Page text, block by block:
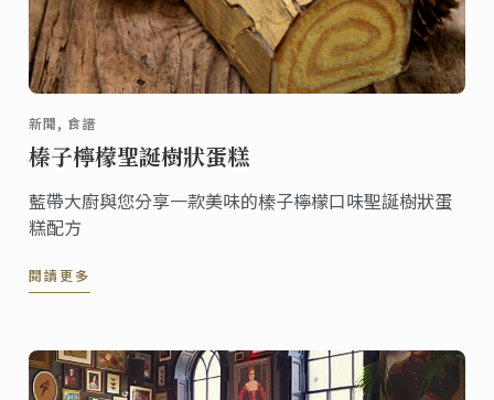
新聞, 食譜
榛子檸檬聖誕樹狀蛋糕
藍帶大廚與您分享一款美味的榛子檸檬口味聖誕樹狀蛋
糕配方
閱讀更多